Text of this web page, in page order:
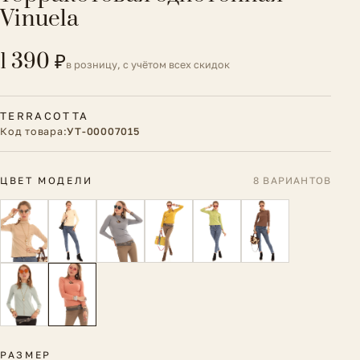
Vinuela
1 390 ₽в розницу, с учётом всех скидок
TERRACOTTA
Код товара:УТ-00007015
ЦВЕТ МОДЕЛИ 8 ВАРИАНТОВ
РАЗМЕР